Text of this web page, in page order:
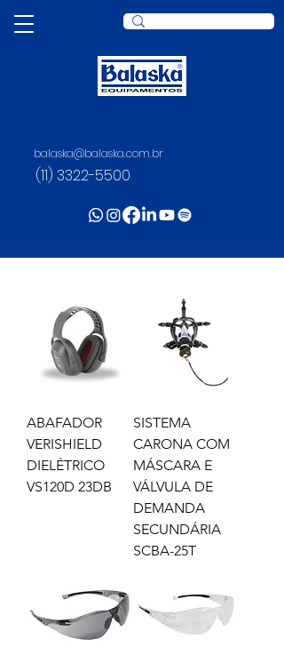
balaska@balaska.com.br
(11) 3322-5500
HONEYWELL
ABAFADOR
VERISHIELD
DIELÉTRICO
VS120D 23DB
SISTEMA
CARONA COM
MÁSCARA E
VÁLVULA DE
DEMANDA
SECUNDÁRIA
SCBA-25T